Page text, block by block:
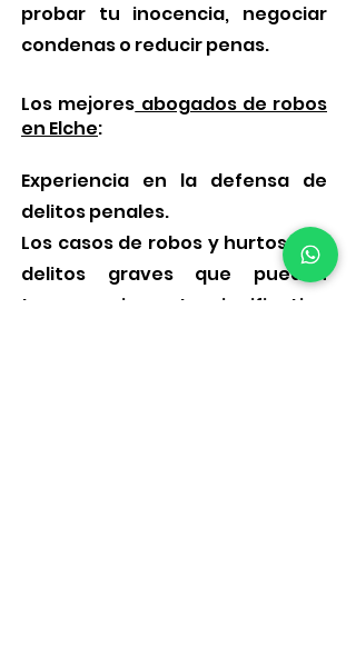
probar tu inocencia, negociar
condenas o reducir penas.
Los mejores abogados de robos
en Elche:
Experiencia en la defensa de
delitos penales.
Los casos de robos y hurtos son
delitos graves que pueden
tener un impacto significativo